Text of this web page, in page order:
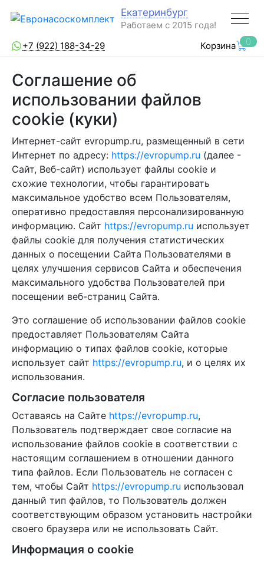
Екатеринбург
Работаем с 2015 года!
+7 (922) 188-34-29
Корзина 0
Соглашение об
использовании файлов
cookie (куки)
Интернет-сайт evropump.ru, размещенный в сети
Интернет по адресу: https://evropump.ru (далее -
Сайт, Веб-сайт) использует файлы cookie и
схожие технологии, чтобы гарантировать
максимальное удобство всем Пользователям,
оперативно предоставляя персонализированную
информацию. Сайт https://evropump.ru использует
файлы cookie для получения статистических
данных о посещении Сайта Пользователями в
целях улучшения сервисов Сайта и обеспечения
максимального удобства Пользователей при
посещении веб-страниц Сайта.
Это соглашение об использовании файлов cookie
предоставляет Пользователям Сайта
информацию о типах файлов cookie, которые
использует сайт https://evropump.ru, и о целях их
использования.
Согласие пользователя
Оставаясь на Сайте https://evropump.ru,
Пользователь подтверждает свое согласие на
использование файлов cookie в соответствии с
настоящим соглашением в отношении данного
типа файлов. Если Пользователь не согласен с
тем, чтобы Сайт https://evropump.ru использовал
данный тип файлов, то Пользователь должен
соответствующим образом установить настройки
своего браузера или не использовать Сайт.
Информация о cookie